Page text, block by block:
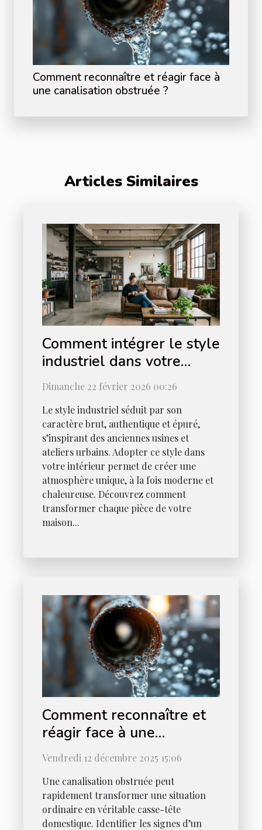
Comment reconnaître et réagir face à
une canalisation obstruée ?
Articles Similaires
Comment intégrer le style
industriel dans votre
intérieur ?
Dimanche 22 février 2026 00:26
Le style industriel séduit par son
caractère brut, authentique et épuré,
s’inspirant des anciennes usines et
ateliers urbains. Adopter ce style dans
votre intérieur permet de créer une
atmosphère unique, à la fois moderne et
chaleureuse. Découvrez comment
transformer chaque pièce de votre
maison...
Comment reconnaître et
réagir face à une
canalisation obstruée ?
Vendredi 12 décembre 2025 15:06
Une canalisation obstruée peut
rapidement transformer une situation
ordinaire en véritable casse-tête
domestique. Identifier les signes d’un